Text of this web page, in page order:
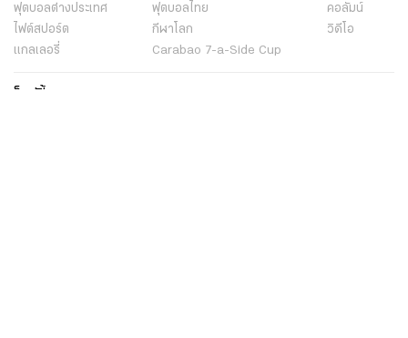
ฟุตบอลต่่างประเทศ ฟุตบอลไทย
คอลัมน์
ไฟต์สปอร์ต
กีฬาโลก
วิดีโอ
แกลเลอรี่
Carabao 7-a-Side Cup